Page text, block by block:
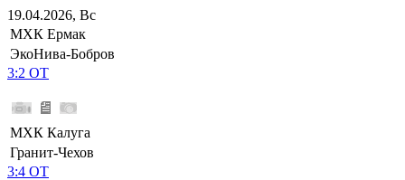
19.04.2026, Вс
МХК Ермак
ЭкоНива-Бобров
3:2 ОТ
МХК Калуга
Гранит-Чехов
3:4 ОТ